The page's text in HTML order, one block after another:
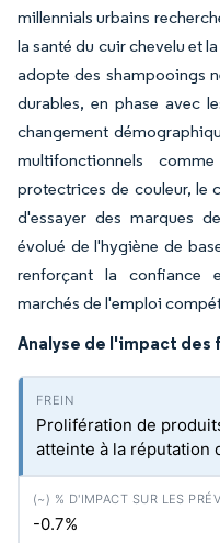
millennials urbains
la santé du cuir chevelu et
adopte des shampooings
durables, en phase avec
changement
multifonctionnels
protectrices de couleur, le
d'essayer des marques
évolué de l'hygiène de
renforçant la confiance
marchés de l'emploi
Analyse de l'impact des
Prolifération de
atteinte à la réputation
-0.7%